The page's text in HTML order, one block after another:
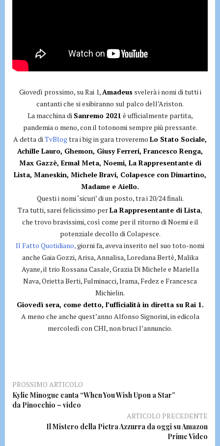
Giovedì prossimo, su Rai 1,Amadeus svelerà i nomi di tutti i
cantanti che si esibiranno sul palco dell’Ariston.
La macchina di Sanremo 2021 è ufficialmente partita,
pandemia o meno, con il totonomi sempre più pressante.
A detta diTvBlogtra i big in gara troveremo Lo Stato Sociale,
Achille Lauro, Ghemon, Giusy Ferreri, Francesco Renga,
Max Gazzè, Ermal Meta, Noemi, La Rappresentante di
Lista, Maneskin, Michele Bravi, Colapesce con Dimartino,
Madame e Aiello.
Questi i nomi ‘sicuri’ di un posto, tra i 20/24 finali.
Tra tutti, sarei felicissimo perLa Rappresentante di Lista,
che trovo bravissimi, così come per il ritorno di Noemi e il
potenziale decollo di Colapesce.
Il Fatto Quotidiano,giorni fa, aveva inserito nel suo toto-nomi
anche Gaia Gozzi, Arisa, Annalisa, Loredana Bertè, Malika
Ayane, il trio Rossana Casale, Grazia Di Michele e Mariella
Nava, Orietta Berti, Fulminacci, Irama, Fedez e Francesca
Michielin.
Giovedì sera, come detto, l’ufficialità in diretta su Rai 1.
A meno che anche quest’anno Alfonso Signorini, in edicola
mercoledì con CHI, non bruci l’annuncio.
PROSSIMO ARTICOLO
Kylie Minogue canta “When You Wish Upon a Star”
da Pinocchio – video
ARTICOLO PRECEDENTE
Il Mistero della Pietra Azzurra da oggi su Amazon
Prime Video